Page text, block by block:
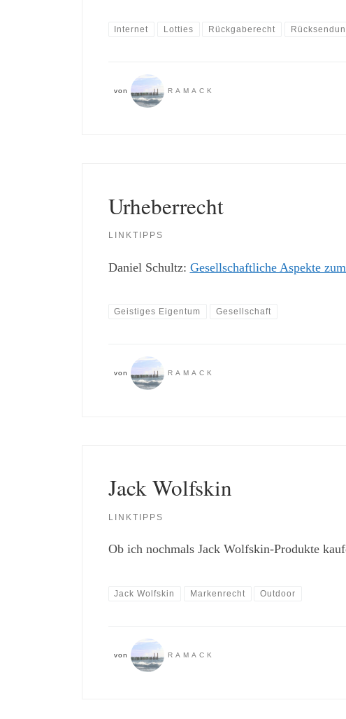
Internet Lotties Rückgaberecht
von RAMACK
Urheberrecht
LINKTIPPS
Daniel Schultz: Gesellschaftliche Aspekte
Geistiges Eigentum Gesellschaft
von RAMACK
Jack Wolfskin
LINKTIPPS
Ob ich nochmals Jack Wolfskin-Produkte
Jack Wolfskin Markenrecht Outdoor
von RAMACK